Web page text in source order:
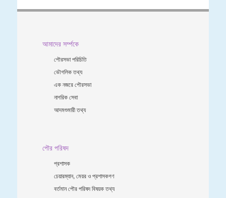
আমাদের সর্ম্পকে
পৌরসভা পরিচিতি
ভৌগলিক তথ্য
এক নজরে পৌরসভা
নাগরিক সেবা
আদমশুমারী তথ্য
পৌর পরিষদ
প্রশাসক
চেয়ারম্যান, মেয়র ও প্রশাসকগণ
বর্তমান পৌর পরিষদ বিষয়ক তথ্য